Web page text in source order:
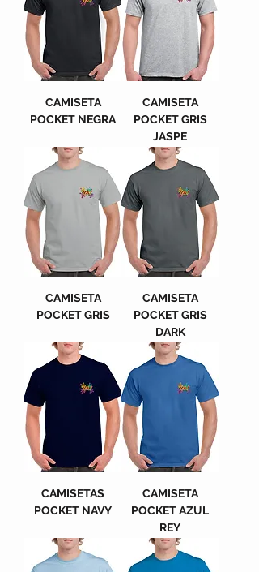
CAMISETA
POCKET NEGRA
CAMISETA
POCKET GRIS
JASPE
CAMISETA
POCKET GRIS
CAMISETA
POCKET GRIS
DARK
CAMISETAS
POCKET NAVY
CAMISETA
POCKET AZUL
REY